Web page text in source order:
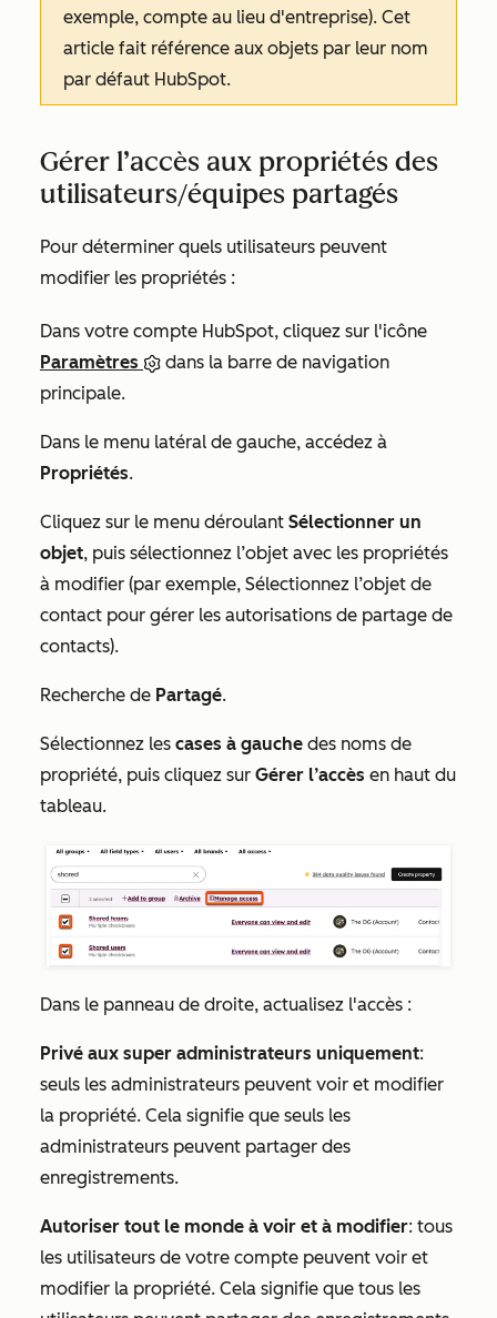
exemple, compte au lieu d'entreprise). Cet
article fait référence aux objets par leur nom
par défaut HubSpot.
Gérer l’accès aux propriétés des
utilisateurs/équipes partagés
Pour déterminer quels utilisateurs peuvent
modifier les propriétés :
Dans votre compte HubSpot, cliquez sur l'icône
Paramètres
dans la barre de navigation
principale.
Dans le menu latéral de gauche, accédez à
Propriétés.
Cliquez sur le menu déroulant Sélectionner un
objet, puis sélectionnez l’objet avec les propriétés
à modifier (par exemple, Sélectionnez l’objet de
contact pour gérer les autorisations de partage de
contacts).
Recherche de Partagé.
Sélectionnez les cases à gauche des noms de
propriété, puis cliquez sur Gérer l’accès en haut du
tableau.
Dans le panneau de droite, actualisez l'accès :
Privé aux super administrateurs uniquement:
seuls les administrateurs peuvent voir et modifier
la propriété. Cela signifie que seuls les
administrateurs peuvent partager des
enregistrements.
Autoriser tout le monde à voir et à modifier: tous
les utilisateurs de votre compte peuvent voir et
modifier la propriété. Cela signifie que tous les